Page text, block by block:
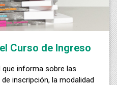
Curso de Ingreso
que informa sobre las
inscripción, la modalidad